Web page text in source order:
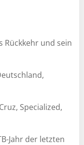
Rückkehr und sein
Specialized,
Jahr der letzten